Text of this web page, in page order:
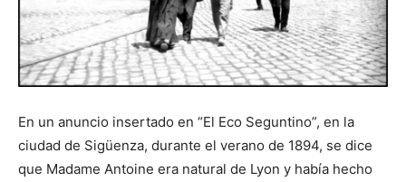
En un anuncio insertado en “El Eco Seguntino”, en la
ciudad de Sigüenza, durante el verano de 1894, se dice
que Madame Antoine era natural de Lyon y había hecho